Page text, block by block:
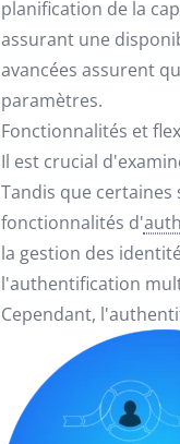
planification de la
assurant une
avancées assurent
paramètres.
Fonctionnalités et
Il est crucial
Tandis que
fonctionnalités d'
la gestion des
l'authentification
Cependant,